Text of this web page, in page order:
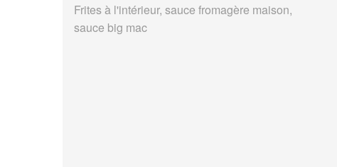
Frites à l'intérieur, sauce fromagère maison,
sauce big mac